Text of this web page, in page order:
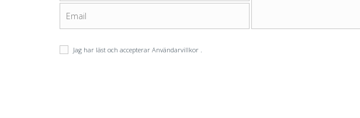
Jag har läst och accepterar Användarvillkor .